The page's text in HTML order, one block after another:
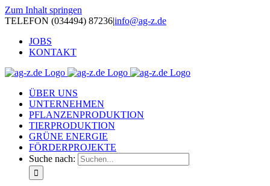
Zum Inhalt springen
TELEFON (034494) 87236|info@ag-z.de
JOBS
KONTAKT
ÜBER UNS
UNTERNEHMEN
PFLANZENPRODUKTION
TIERPRODUKTION
GRÜNE ENERGIE
FÖRDERPROJEKTE
Suche nach: